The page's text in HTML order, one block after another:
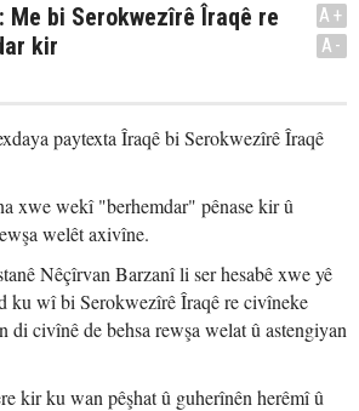
Me bi Serokwezîrê Îraqê re
kir
A+
A-
paytexta Îraqê bi Serokwezîrê Îraqê
xwe wekî "berhemdar" pênase kir û
welêt axivîne.
Nêçîrvan Barzanî li ser hesabê xwe yê
ku wî bi Serokwezîrê Îraqê re civîneke
di civînê de behsa rewşa welat û astengiyan
kir ku wan pêşhat û guherînên herêmî û